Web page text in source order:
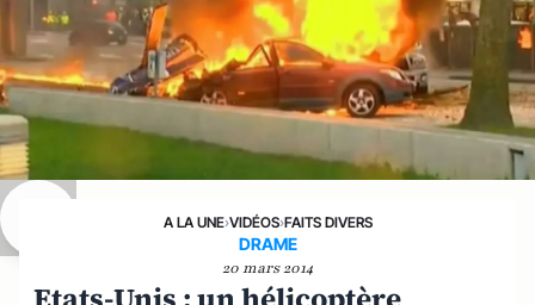
A LA UNE›VIDÉOS›FAITS DIVERS
DRAME
20 mars 2014